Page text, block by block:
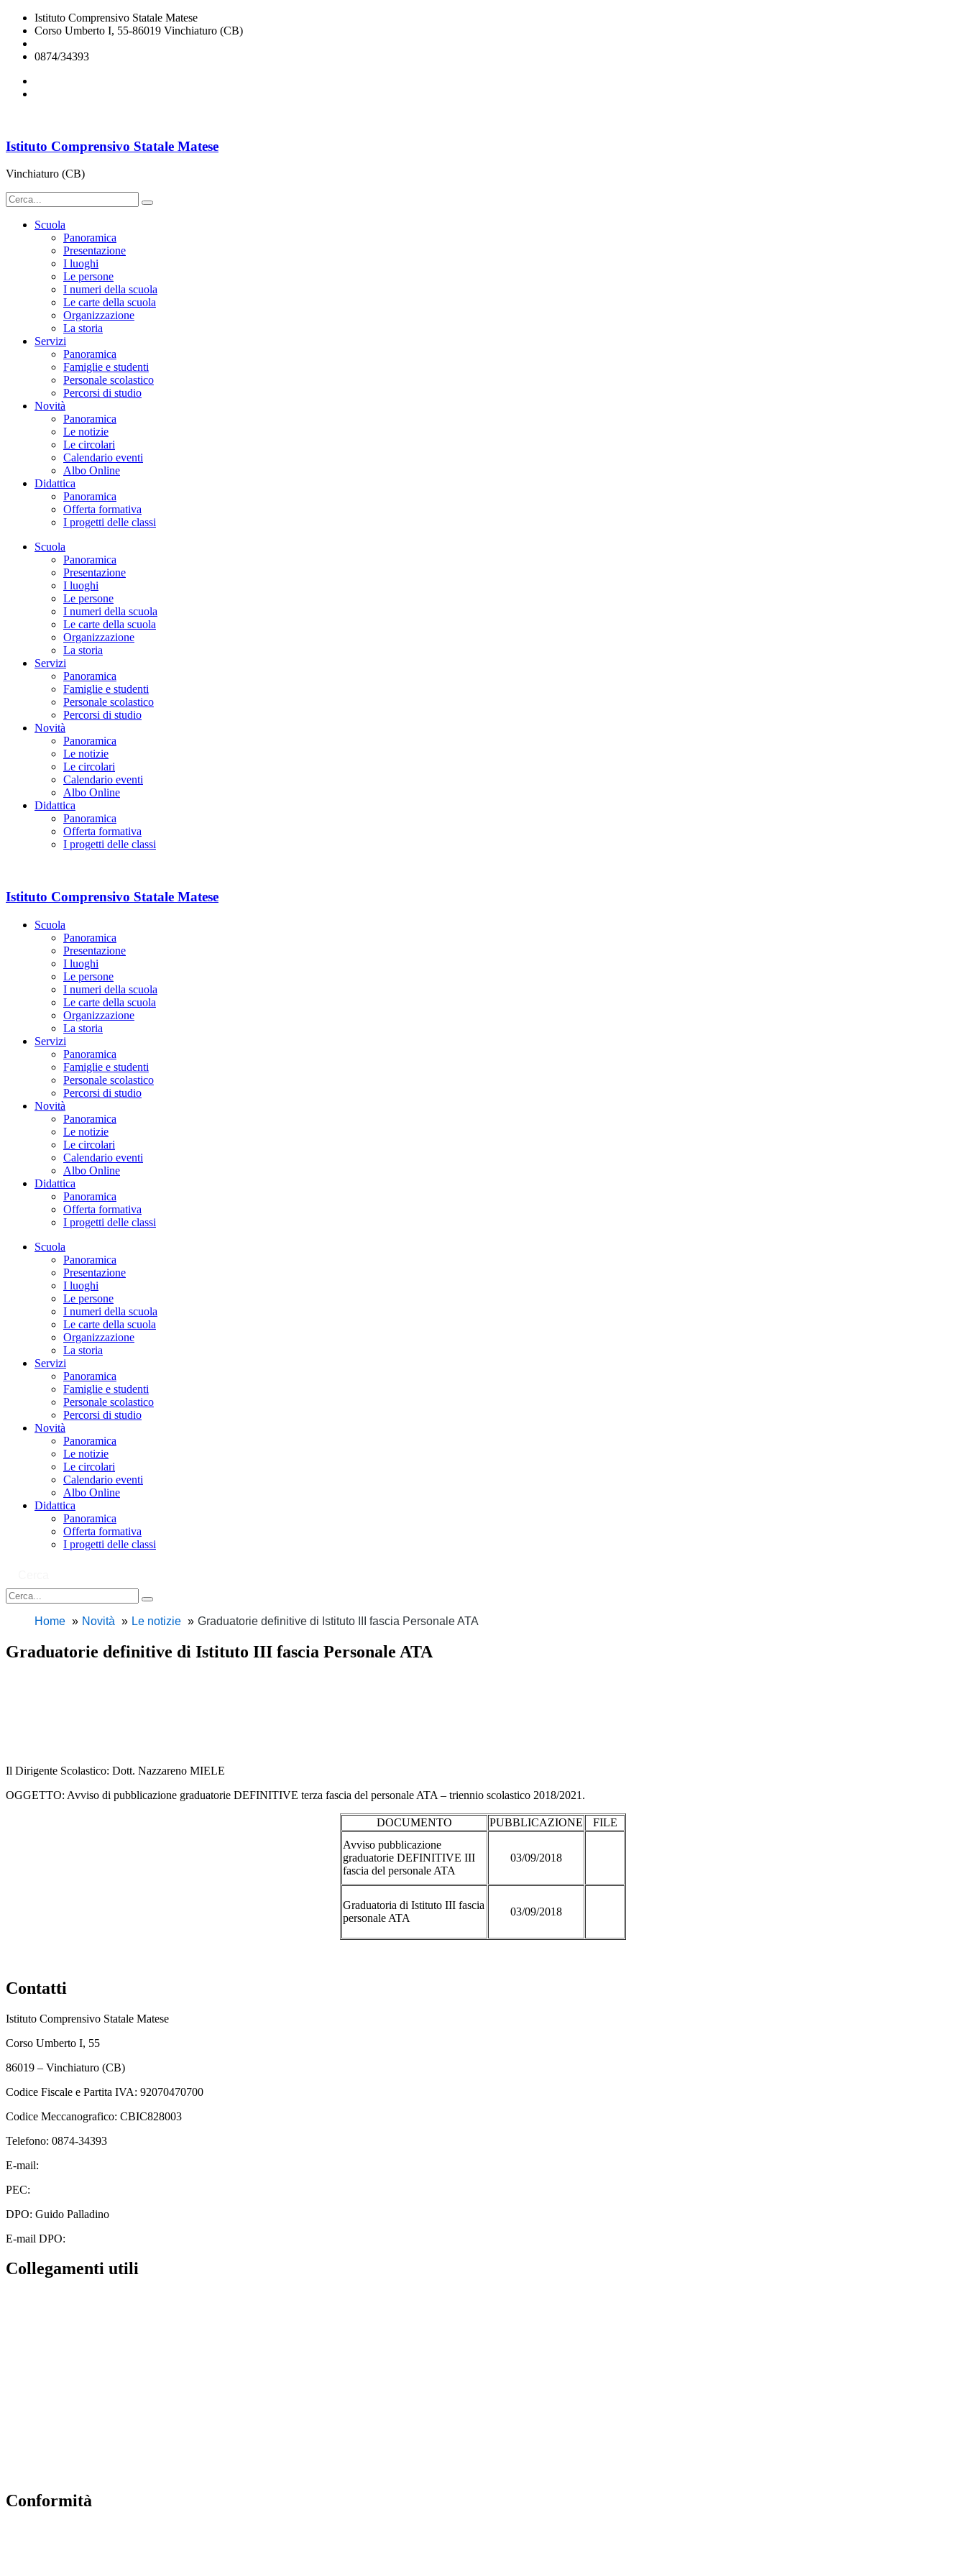
Istituto Comprensivo Statale Matese
Corso Umberto I, 55-86019 Vinchiaturo (CB)
0874/34393
Istituto Comprensivo Statale Matese
Vinchiaturo (CB)
Scuola
Panoramica
Presentazione
I luoghi
Le persone
I numeri della scuola
Le carte della scuola
Organizzazione
La storia
Servizi
Panoramica
Famiglie e studenti
Personale scolastico
Percorsi di studio
Novità
Panoramica
Le notizie
Le circolari
Calendario eventi
Albo Online
Didattica
Panoramica
Offerta formativa
I progetti delle classi
Scuola
Panoramica
Presentazione
I luoghi
Le persone
I numeri della scuola
Le carte della scuola
Organizzazione
La storia
Servizi
Panoramica
Famiglie e studenti
Personale scolastico
Percorsi di studio
Novità
Panoramica
Le notizie
Le circolari
Calendario eventi
Albo Online
Didattica
Panoramica
Offerta formativa
I progetti delle classi
Istituto Comprensivo Statale Matese
Scuola
Panoramica
Presentazione
I luoghi
Le persone
I numeri della scuola
Le carte della scuola
Organizzazione
La storia
Servizi
Panoramica
Famiglie e studenti
Personale scolastico
Percorsi di studio
Novità
Panoramica
Le notizie
Le circolari
Calendario eventi
Albo Online
Didattica
Panoramica
Offerta formativa
I progetti delle classi
Scuola
Panoramica
Presentazione
I luoghi
Le persone
I numeri della scuola
Le carte della scuola
Organizzazione
La storia
Servizi
Panoramica
Famiglie e studenti
Personale scolastico
Percorsi di studio
Novità
Panoramica
Le notizie
Le circolari
Calendario eventi
Albo Online
Didattica
Panoramica
Offerta formativa
I progetti delle classi
Home Novità Le notizie Graduatorie definitive di Istituto III fascia Personale ATA
Graduatorie definitive di Istituto III fascia Personale ATA
Il Dirigente Scolastico: Dott. Nazzareno MIELE
OGGETTO: Avviso di pubblicazione graduatorie DEFINITIVE terza fascia del personale ATA – triennio scolastico 2018/2021.
DOCUMENTO PUBBLICAZIONE
FILE
Avviso pubblicazione
graduatorie DEFINITIVE III
fascia del personale ATA
03/09/2018
Graduatoria di Istituto III fascia
personale ATA
03/09/2018
Contatti
Istituto Comprensivo Statale Matese
Corso Umberto I, 55
86019 – Vinchiaturo (CB)
Codice Fiscale e Partita IVA: 92070470700
Codice Meccanografico: CBIC828003
Telefono: 0874-34393
E-mail:
PEC:
DPO: Guido Palladino
E-mail DPO:
Collegamenti utili
Conformità